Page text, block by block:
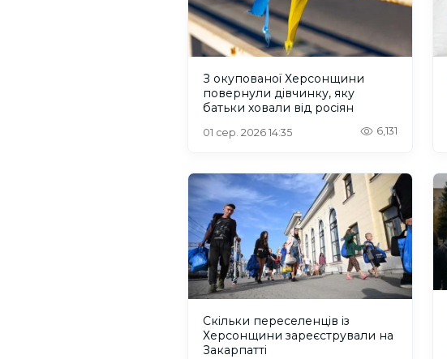
З окупованої Херсонщини
повернули дівчинку, яку
батьки ховали від росіян
01 сер. 2026 14:35 6,131
Скільки переселенців із
Херсонщини зареєстрували на
Закарпатті